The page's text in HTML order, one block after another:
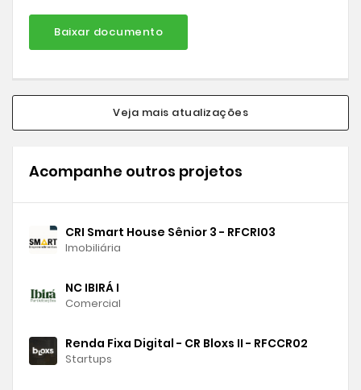
Baixar documento
Veja mais atualizações
Acompanhe outros projetos
CRI Smart House Sênior 3 - RFCRI03
Imobiliária
NC IBIRÁ I
Comercial
Renda Fixa Digital - CR Bloxs II - RFCCR02
Startups